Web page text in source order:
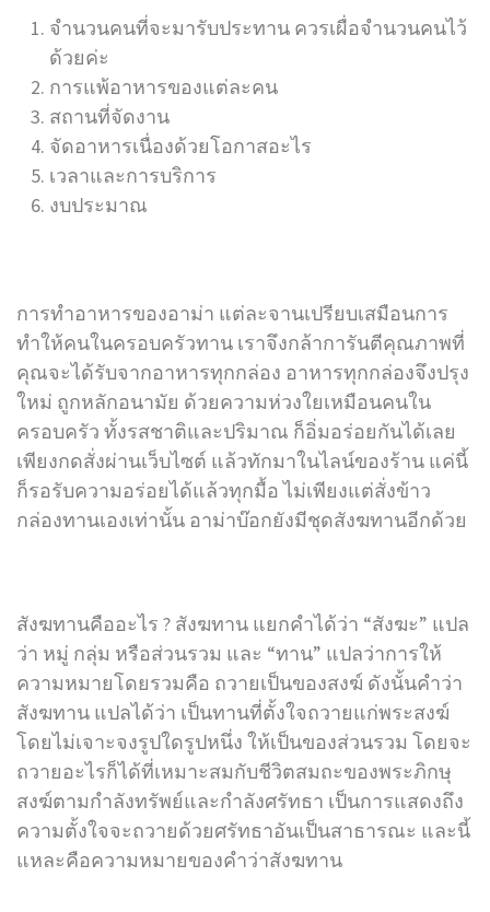
จำนวนคนที่จะมารับประทาน ควรเผื่อจำนวนคนไว้
ด้วยค่ะ
การแพ้อาหารของแต่ละคน
สถานที่จัดงาน
จัดอาหารเนื่องด้วยโอกาสอะไร
เวลาและการบริการ
งบประมาณ
การทำอาหารของอาม่า แต่ละจานเปรียบเสมือนการ
ทำให้คนในครอบครัวทาน เราจึงกล้าการันตีคุณภาพที่
คุณจะได้รับจากอาหารทุกกล่อง อาหารทุกกล่องจึงปรุง
ใหม่ ถูกหลักอนามัย ด้วยความห่วงใยเหมือนคนใน
ครอบครัว ทั้งรสชาติและปริมาณ ก็อิ่มอร่อยกันได้เลย
เพียงกดสั่งผ่านเว็บไซต์ แล้วทักมาในไลน์ของร้าน แค่นี้
ก็รอรับความอร่อยได้แล้วทุกมื้อ ไม่เพียงแต่สั่งข้าว
กล่องทานเองเท่านั้น อาม่าบ๊อกยังมีชุดสังฆทานอีกด้วย
สังฆทานคืออะไร ? สังฆทาน แยกคำได้ว่า “สังฆะ” แปล
ว่า หมู่ กลุ่ม หรือส่วนรวม และ “ทาน” แปลว่าการให้
ความหมายโดยรวมคือ ถวายเป็นของสงฆ์ ดังนั้นคำว่า
สังฆทาน แปลได้ว่า เป็นทานที่ตั้งใจถวายแก่พระสงฆ์
โดยไม่เจาะจงรูปใดรูปหนึ่ง ให้เป็นของส่วนรวม โดยจะ
ถวายอะไรก็ได้ที่เหมาะสมกับชีวิตสมถะของพระภิกษุ
สงฆ์ตามกำลังทรัพย์และกำลังศรัทธา เป็นการแสดงถึง
ความตั้งใจจะถวายด้วยศรัทธาอันเป็นสาธารณะ และนี้
แหละคือความหมายของคำว่าสังฆทาน